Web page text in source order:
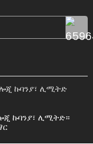
ኩባንያ፣ ሊሚትድ
ኩባንያ፣ ሊሚትድ።